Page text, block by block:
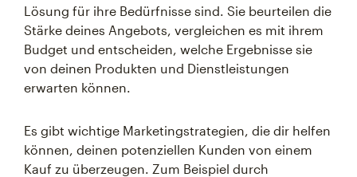
Lösung für ihre Bedürfnisse sind. Sie beurteilen die
Stärke deines Angebots, vergleichen es mit ihrem
Budget und entscheiden, welche Ergebnisse sie
von deinen Produkten und Dienstleistungen
erwarten können.
Es gibt wichtige Marketingstrategien, die dir helfen
können, deinen potenziellen Kunden von einem
Kauf zu überzeugen. Zum Beispiel durch